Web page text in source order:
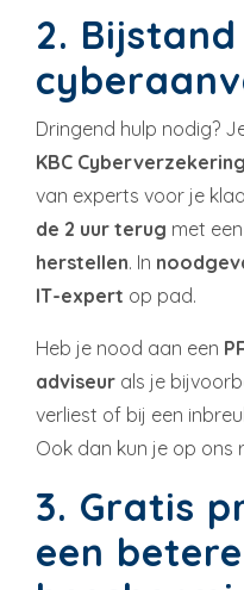
2.
Dringend hulp nodig?
KBC
van experts voor je
de 2 uur terug met een
herstellen. In
IT-expert op pad.
Heb je nood aan een
adviseur als je
verliest of bij een
Ook dan kun je op ons
3. Gratis
een betere